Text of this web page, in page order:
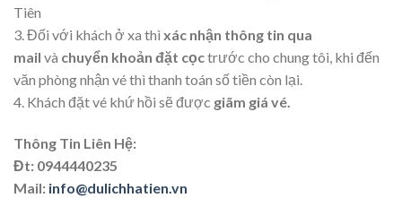
Tiên
3. Đối với khách ở xa thìxác nhận thông tin qua
mail và chuyển khoản đặt cọctrước cho chung tôi, khi đến
văn phòng nhận vé thì thanh toán số tiền còn lại.
4. Khách đặt vé khứ hồi sẽ được giãm giá vé.
Thông Tin Liên Hệ:
Đt: 0944440235
Mail: info@dulichhatien.vn